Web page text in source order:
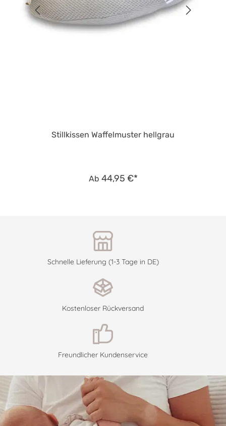
Stillkissen Waffelmuster hellgrau
Ab 44,95 €*
Schnelle Lieferung (1-3 Tage in DE)
Kostenloser Rückversand
Freundlicher Kundenservice